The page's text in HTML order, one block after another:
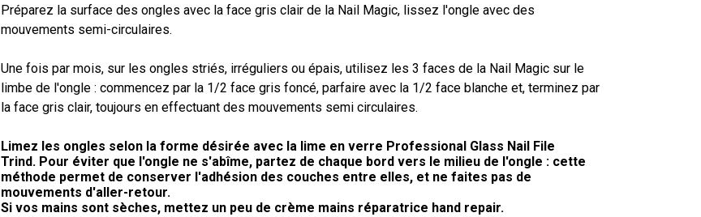
Préparez la surface des ongles avec la face gris clair de la Nail Magic, lissez l'ongle avec des
mouvements semi-circulaires.
Une fois par mois, sur les ongles striés, irréguliers ou épais, utilisez les 3 faces de la Nail Magic sur le
limbe de l'ongle : commencez par la 1/2 face gris foncé, parfaire avec la 1/2 face blanche et, terminez par
la face gris clair, toujours en effectuant des mouvements semi circulaires.
Limez les ongles selon la forme désirée avec la lime en verre Professional Glass Nail File
Trind. Pour éviter que l'ongle ne s'abîme, partez de chaque bord vers le milieu de l'ongle : cette
méthode permet de conserver l'adhésion des couches entre elles, et ne faites pas de
mouvements d'aller-retour.
Si vos mains sont sèches, mettez un peu de crème mains réparatrice hand repair.